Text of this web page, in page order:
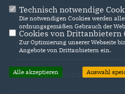
CDU Kreisverband Duisburg
CDU Nordrhein-Westfalen
CDU Deutschlands
Technisch notwendige
Die notwendigen Cookies werden
ordnungsgemäßen Gebrauch der
Cookies von Drittanbietern
Zur Optimierung unserer Webseite
Angebote von Drittanbietern ein.
Alle akzeptieren Auswahl